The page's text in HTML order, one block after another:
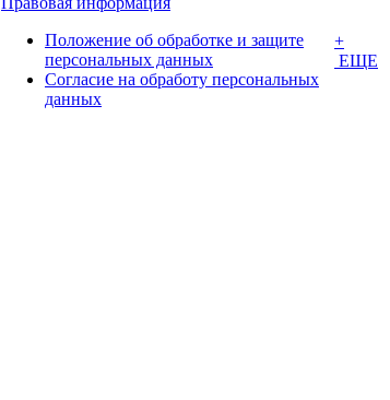
Положение об обработке и защите
персональных данных
Согласие на обработу персональных
данных
+
ЕЩЕ